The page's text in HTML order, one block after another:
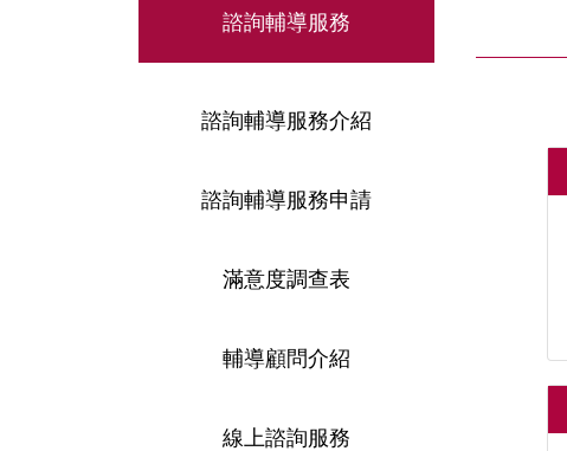
諮詢輔導服務
諮詢輔導服務介紹
諮詢輔導服務申請
滿意度調查表
輔導顧問介紹
線上諮詢服務